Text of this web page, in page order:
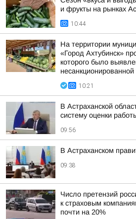
и фрукты на рынках
10:44
На территории
«Город Ахтубинск»
которого было
несанкционированной
10:21
В Астраханской
систему оценки
09:56
В Астраханском
09:38
Число претензий
к страховым
почти на 20%